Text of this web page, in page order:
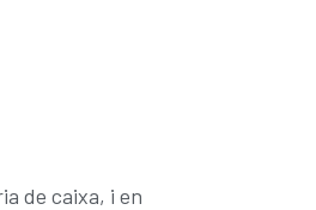
de caixa, i en